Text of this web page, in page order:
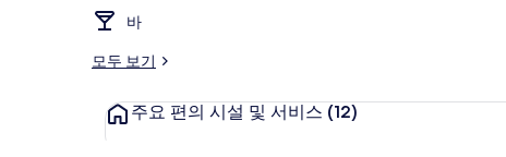
천
바
모두 보기
주요 편의 시설 및 서비스 (12)